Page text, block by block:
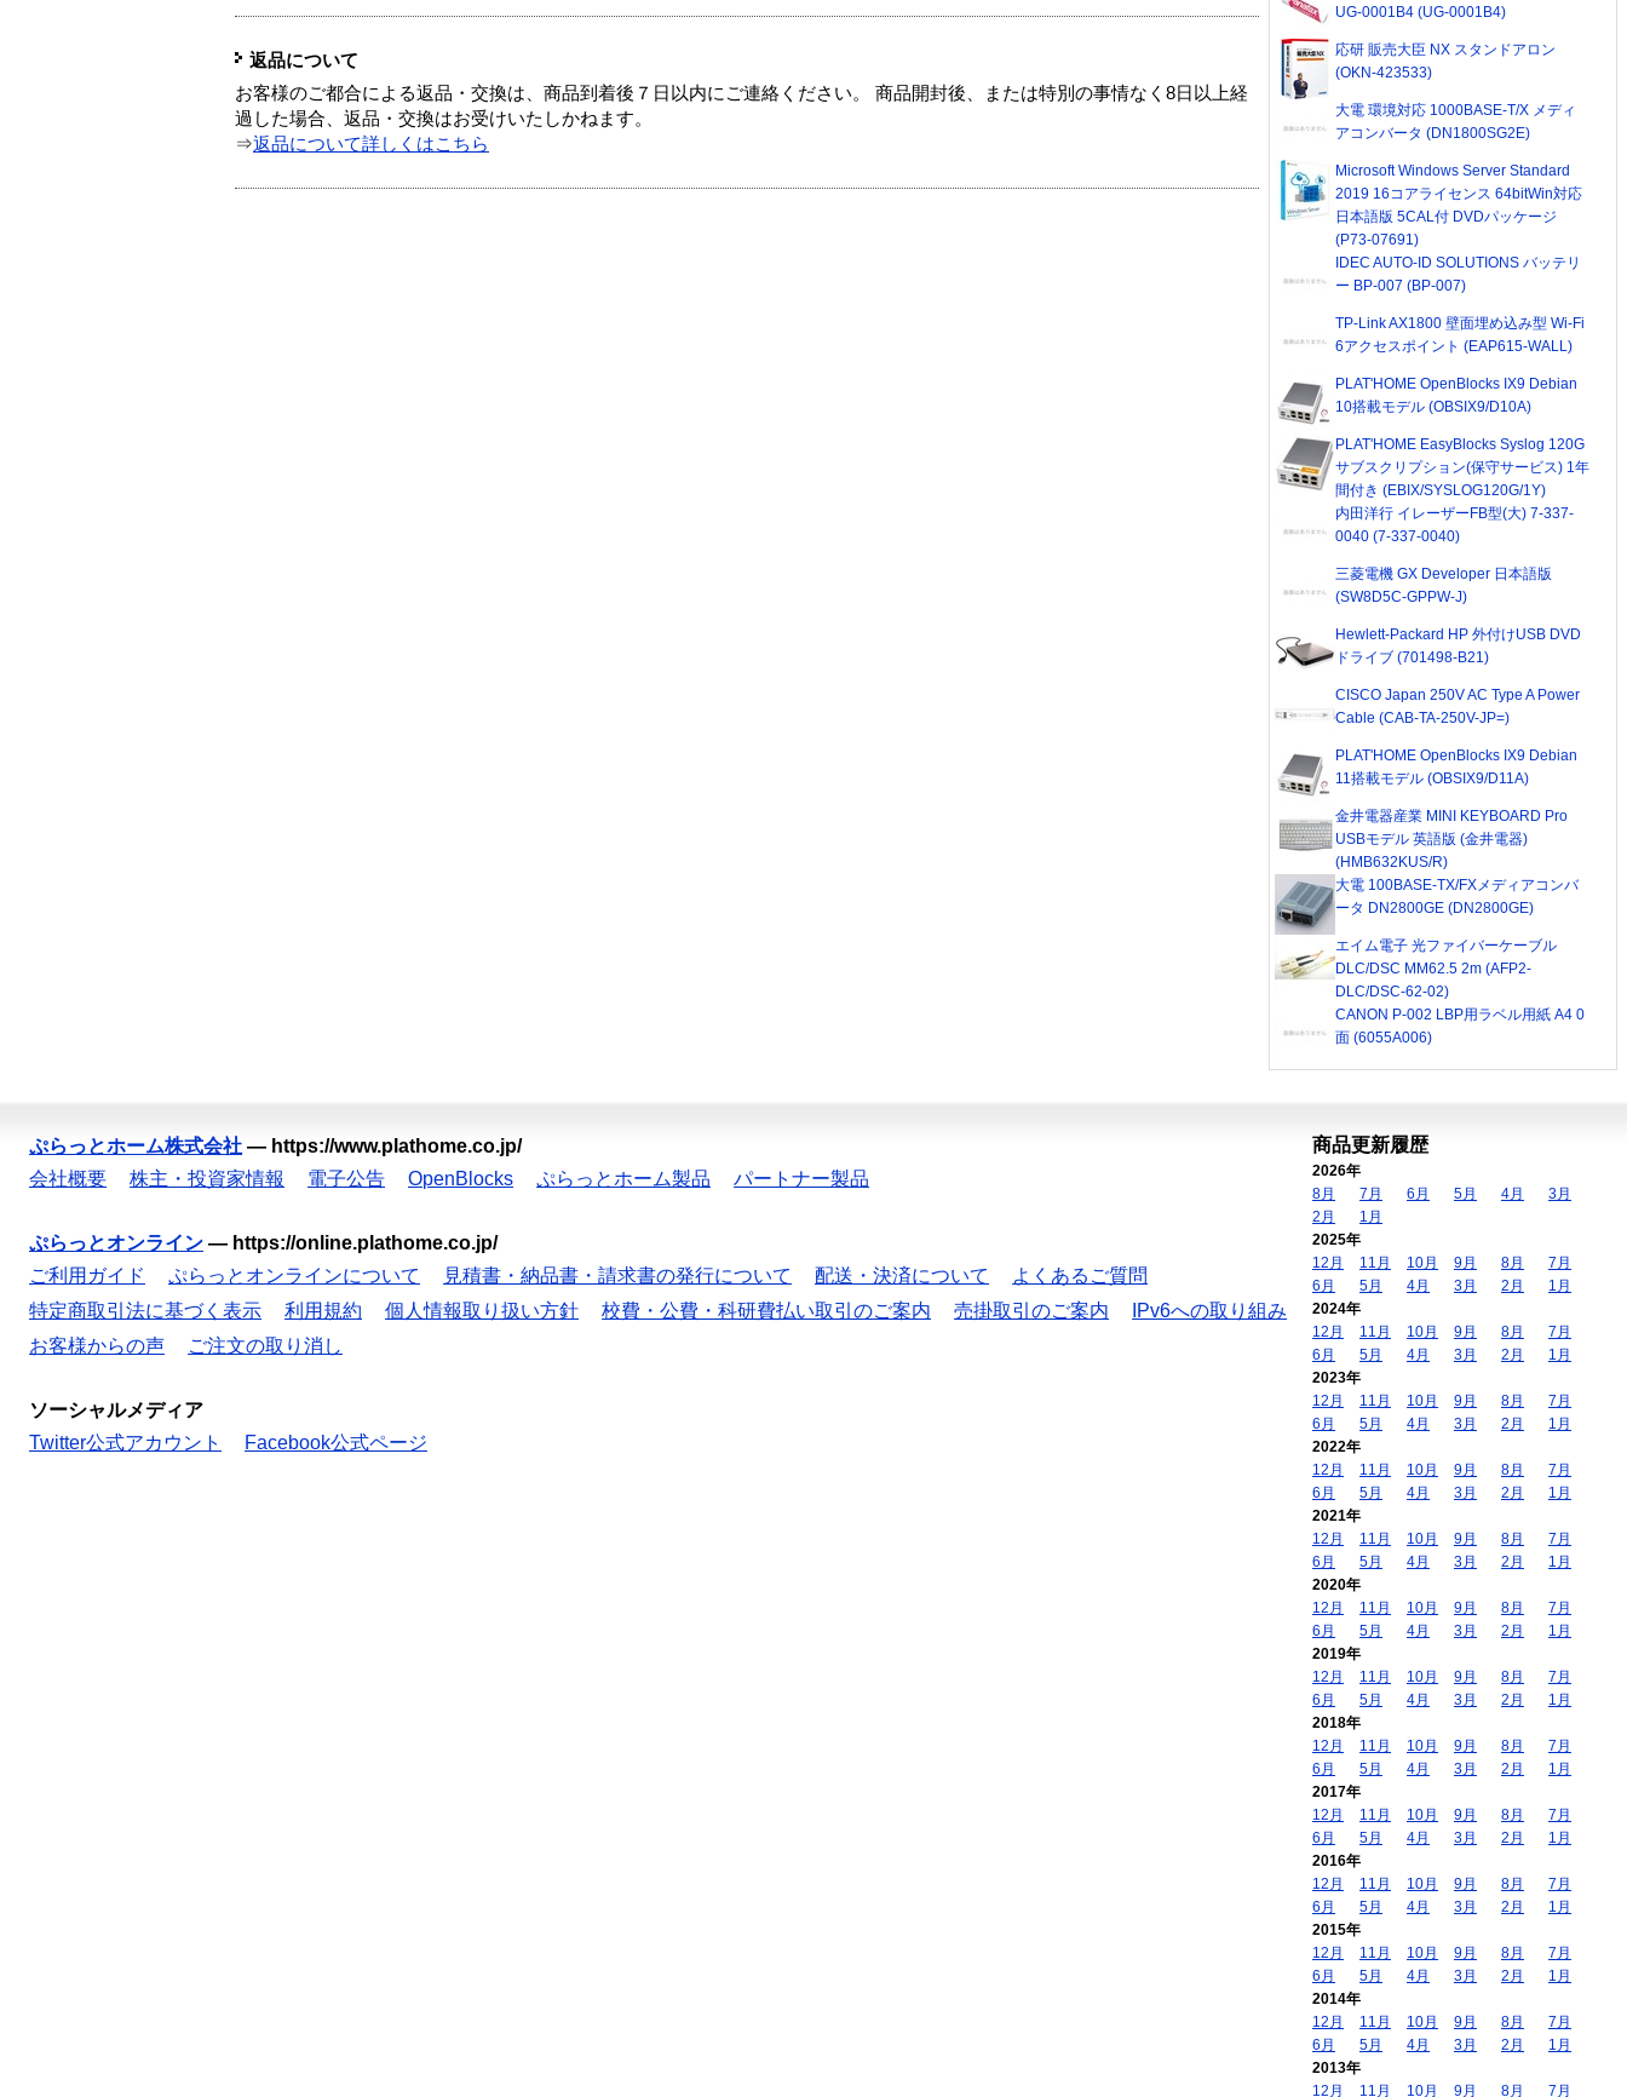
返品について
お客様のご都合による返品・交換は、商品到着後７日以内にご連絡ください。 商品開封後、または特別の事情なく8日以上経
過した場合、返品・交換はお受けいたしかねます。
⇒返品について詳しくはこちら
UG-0001B4 (UG-0001B4)
応研 販売大臣 NX スタンドアロン
(OKN-423533)
大電 環境対応 1000BASE-T/X メディ
アコンバータ (DN1800SG2E)
Microsoft Windows Server Standard
2019 16コアライセンス 64bitWin対応
日本語版 5CAL付 DVDパッケージ
(P73-07691)
IDEC AUTO-ID SOLUTIONS バッテリ
ー BP-007 (BP-007)
TP-Link AX1800 壁面埋め込み型 Wi-Fi
6アクセスポイント (EAP615-WALL)
PLAT'HOME OpenBlocks IX9 Debian
10搭載モデル (OBSIX9/D10A)
PLAT'HOME EasyBlocks Syslog 120G
サブスクリプション(保守サービス) 1年
間付き (EBIX/SYSLOG120G/1Y)
内田洋行 イレーザーFB型(大) 7-337-
0040 (7-337-0040)
三菱電機 GX Developer 日本語版
(SW8D5C-GPPW-J)
Hewlett-Packard HP 外付けUSB DVD
ドライブ (701498-B21)
CISCO Japan 250V AC Type A Power
Cable (CAB-TA-250V-JP=)
PLAT'HOME OpenBlocks IX9 Debian
11搭載モデル (OBSIX9/D11A)
金井電器産業 MINI KEYBOARD Pro
USBモデル 英語版 (金井電器)
(HMB632KUS/R)
大電 100BASE-TX/FXメディアコンバ
ータ DN2800GE (DN2800GE)
エイム電子 光ファイバーケーブル
DLC/DSC MM62.5 2m (AFP2-
DLC/DSC-62-02)
CANON P-002 LBP用ラベル用紙 A4 0
面 (6055A006)
ぷらっとホーム株式会社 — https://www.plathome.co.jp/
会社概要
株主・投資家情報 電子公告 OpenBlocks ぷらっとホーム製品 パートナー製品
ぷらっとオンライン — https://online.plathome.co.jp/
ご利用ガイド
ぷらっとオンラインについて 見積書・納品書・請求書の発行について 配送・決済について
よくあるご質問
特定商取引法に基づく表示
利用規約 個人情報取り扱い方針 校費・公費・科研費払い取引のご案内 売掛取引のご案内
IPv6への取り組み
お客様からの声
ご注文の取り消し
ソーシャルメディア
Twitter公式アカウント
Facebook公式ページ
商品更新履歴
2026年
8月
7月 6月 5月 4月
3月
2月
1月
2025年
12月
11月 10月 9月 8月
7月
6月
5月 4月 3月 2月
1月
2024年
12月
11月 10月 9月 8月
7月
6月
5月 4月 3月 2月
1月
2023年
12月
11月 10月 9月 8月
7月
6月
5月 4月 3月 2月
1月
2022年
12月
11月 10月 9月 8月
7月
6月
5月 4月 3月 2月
1月
2021年
12月
11月 10月 9月 8月
7月
6月
5月 4月 3月 2月
1月
2020年
12月
11月 10月 9月 8月
7月
6月
5月 4月 3月 2月
1月
2019年
12月
11月 10月 9月 8月
7月
6月
5月 4月 3月 2月
1月
2018年
12月
11月 10月 9月 8月
7月
6月
5月 4月 3月 2月
1月
2017年
12月
11月 10月 9月 8月
7月
6月
5月 4月 3月 2月
1月
2016年
12月
11月 10月 9月 8月
7月
6月
5月 4月 3月 2月
1月
2015年
12月
11月 10月 9月 8月
7月
6月
5月 4月 3月 2月
1月
2014年
12月
11月 10月 9月 8月
7月
6月
5月 4月 3月 2月
1月
2013年
12月
11月 10月 9月 8月 7月